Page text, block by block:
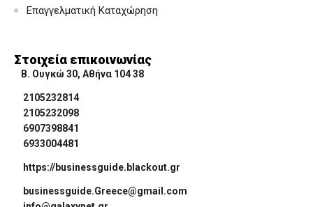
Επαγγελματική Καταχώρηση
Στοιχεία επικοινωνίας
Β. Ουγκώ 30, Αθήνα 104 38
2105232814
2105232098
6907398841
6933004481
https://businessguide.blackout.gr
businessguide.Greece@gmail.com